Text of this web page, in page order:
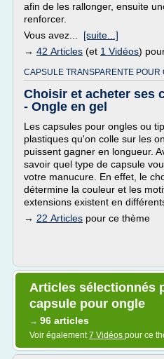
afin de les rallonger, ensuite
renforcer.
Vous avez... [suite...]
→ 42 Articles (et 1 Vidéos)
CAPSULE TRANSPARENTE POUR
Choisir et acheter ses
- Ongle en gel
Les capsules pour ongles ou
plastiques qu'on colle sur les
puissent gagner en longueur.
savoir quel type de capsule
votre manucure. En effet, le
détermine la couleur et les
extensions existent en
→ 22 Articles pour ce thème
Articles sélectionnés
capsule pour ongle
→ 96 articles
Voir également7 Vidéos pour ce